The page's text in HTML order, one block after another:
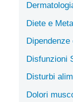
Diete e
Dipendenze
Disfunzioni
Disturbi
Dolori